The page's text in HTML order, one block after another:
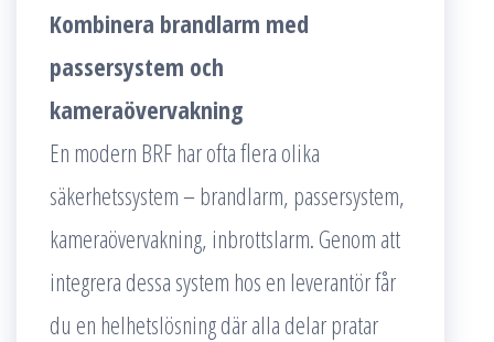
Kombinera brandlarm med
passersystem och
kameraövervakning
En modern BRF har ofta flera olika
säkerhetssystem – brandlarm, passersystem,
kameraövervakning, inbrottslarm. Genom att
integrera dessa system hos en leverantör får
du en helhetslösning där alla delar pratar